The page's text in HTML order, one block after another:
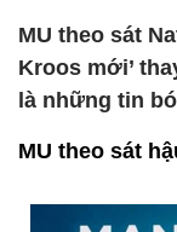
MU theo sát
Kroos mới’
là những tin
MU theo sát